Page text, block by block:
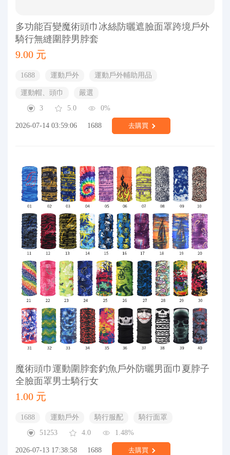
多功能百變魔術頭巾冰絲防曬遮臉面罩跨境戶外
騎行無縫圍脖男脖套
9.00 元
1688 運動戶外 運動戶外輔助用品
運動帽、頭巾
嚴選
3
5.0 0%
2026-07-14 03:59:06 1688 去購買
魔術頭巾運動圍脖套釣魚戶外防曬男面巾夏脖子
全臉面罩男士騎行女
1.00 元
1688 運動戶外 騎行服配
騎行面罩
51253
4.0 1.48%
2026-07-13 17:38:58 1688 去購買